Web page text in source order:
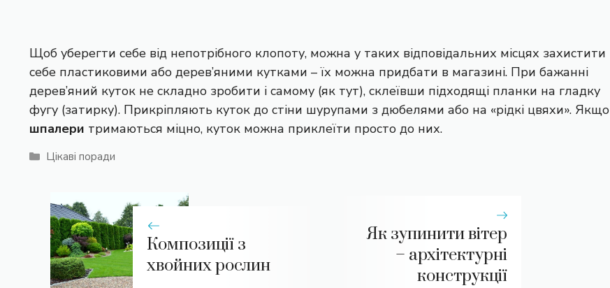
Щоб уберегти себе від непотрібного клопоту, можна у таких відповідальних місцях захистити
себе пластиковими або дерев’яними кутками – їх можна придбати в магазині. При бажанні
дерев’яний куток не складно зробити і самому (як тут), склеївши підходящі планки на гладку
фугу (затирку). Прикріпляють куток до стіни шурупами з дюбелями або на «рідкі цвяхи». Якщо
шпалери тримаються міцно, куток можна приклеїти просто до них.
Категорії
Цікаві поради
Композиції з
хвойних рослин
Як зупинити вітер
– архітектурні
конструкції